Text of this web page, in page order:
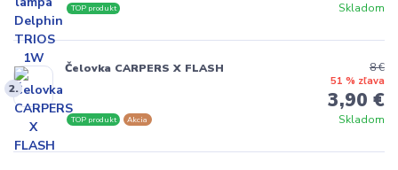
Skladom
TOP produkt
2.
Čelovka CARPERS X FLASH
Skladom
TOP produkt Akcia
8 €
51 % zľava
3,90 €